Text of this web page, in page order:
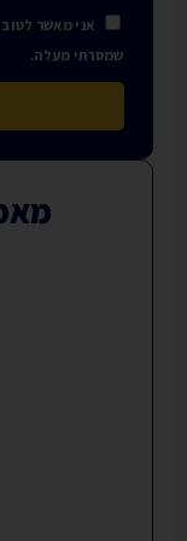
אני מאשר לטוב
שמסרתי מעלה.